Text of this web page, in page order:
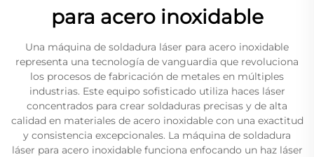
para acero inoxidable
Una máquina de soldadura láser para acero inoxidable
representa una tecnología de vanguardia que revoluciona
los procesos de fabricación de metales en múltiples
industrias. Este equipo sofisticado utiliza haces láser
concentrados para crear soldaduras precisas y de alta
calidad en materiales de acero inoxidable con una exactitud
y consistencia excepcionales. La máquina de soldadura
láser para acero inoxidable funciona enfocando un haz láser